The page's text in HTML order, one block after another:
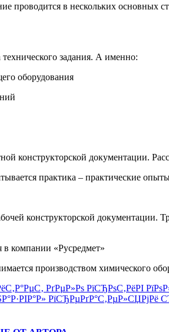
проводится в нескольких
задания. А именно:
оборудования
конструкторской документации.
практика – практические
конструкторской
в компании «Русредмет»
производством химического
РґРµР»Рѕ РїСЂРѕС‚РёРІ